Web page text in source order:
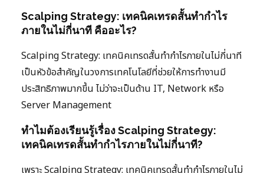
Scalping Strategy: เทคนิคเทรดสั้นทำกำไร
ภายในไม่กี่นาที คืออะไร?
Scalping Strategy: เทคนิคเทรดสั้นทำกำไรภายในไม่กี่นาที
เป็นหัวข้อสำคัญในวงการเทคโนโลยีที่ช่วยให้การทำงานมี
ประสิทธิภาพมากขึ้น ไม่ว่าจะเป็นด้าน IT, Network หรือ
Server Management
ทำไมต้องเรียนรู้เรื่อง Scalping Strategy:
เทคนิคเทรดสั้นทำกำไรภายในไม่กี่นาที?
เพราะ Scalping Strategy: เทคนิคเทรดสั้นทำกำไรภายในไม่